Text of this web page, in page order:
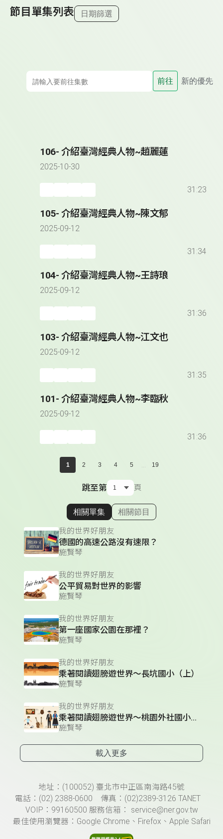
節目單集列表 日期篩選
前往 新的優先
106- 介紹臺灣經典人物~趙麗蓮
2025-10-30
31:23
105- 介紹臺灣經典人物~陳文郁
2025-09-12
31:34
104- 介紹臺灣經典人物~王詩琅
2025-09-12
31:36
103- 介紹臺灣經典人物~江文也
2025-09-12
31:35
101- 介紹臺灣經典人物~李臨秋
2025-09-12
31:36
1 2 3 4 5 ... 19
跳至第 頁
顯示相關單集
相關單集 相關節目
我的世界好朋友
德國的高速公路沒有速限？
施賢琴
我的世界好朋友
公平貿易對世界的影響
施賢琴
我的世界好朋友
第一座國家公園在那裡？
施賢琴
我的世界好朋友
乘著閱讀翅膀遊世界～長坑國小（上）
施賢琴
我的世界好朋友
乘著閱讀翅膀遊世界～桃園外社國小（上）
施賢琴
載入更多
頁尾資訊地址：(100052) 臺北市中正區南海路45號
電話：(02) 2388-0600 傳真：(02)2389-3126 TANET
VOIP：99160500 服務信箱： service@ner.gov.tw
最佳使用瀏覽器：Google Chrome、Firefox、Apple Safari